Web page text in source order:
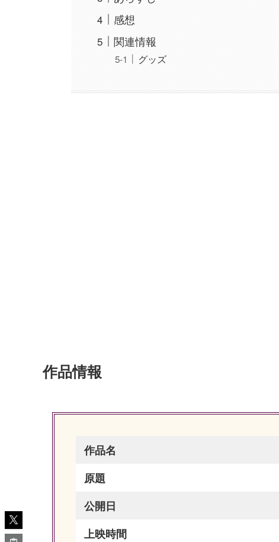
感想
関連情報
グッズ
作品情報
作品名
原題
公開日
上映時間